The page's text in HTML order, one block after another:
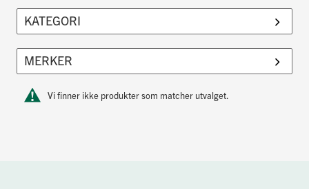
Vi finner ikke produkter som matcher utvalget.